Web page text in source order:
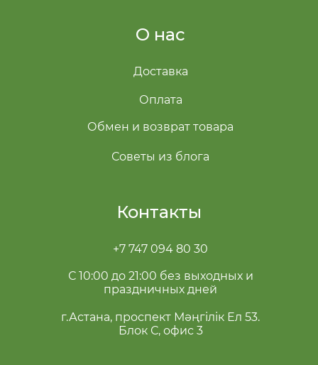
О нас
Контакты
Доставка
Оплата
Обмен и возврат товара
+7 747 094 80 30
С 10:00 до 21:00 без выходных и
праздничных дней
Советы из блога
г.Астана, проспект Мәңгілік Ел 53.
Блок С, офис 3